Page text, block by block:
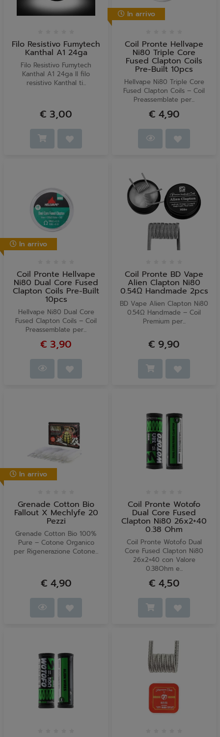
Filo Resistivo Fumytech
Kanthal A1 24ga
Filo Resistivo Fumytech
Kanthal A1 24ga Il filo
resistivo Kanthal ti...
€ 3,00
In arrivo
Coil Pronte Hellvape
Ni80 Triple Core
Fused Clapton Coils
Pre-Built 10pcs
Hellvape Ni80 Triple Core
Fused Clapton Coils – Coil
Preassemblate per...
€ 4,90
In arrivo
Coil Pronte Hellvape
Ni80 Dual Core Fused
Clapton Coils Pre-Built
10pcs
Hellvape Ni80 Dual Core
Fused Clapton Coils – Coil
Preassemblate per...
€ 3,90
Coil Pronte BD Vape
Alien Clapton Ni80
0.54Ω Handmade 2pcs
BD Vape Alien Clapton Ni80
0.54Ω Handmade – Coil
Premium per...
€ 9,90
In arrivo
Grenade Cotton Bio
Fallout X Mechlyfe 20
Pezzi
Grenade Cotton Bio 100%
Pure – Cotone Organico
per Rigenerazione Cotone...
€ 4,90
Coil Pronte Wotofo
Dual Core Fused
Clapton Ni80 26x2+40
0.38 Ohm
Coil Pronte Wotofo Dual
Core Fused Clapton Ni80
26x2+40 con Valore
0.38Ohm e...
€ 4,50